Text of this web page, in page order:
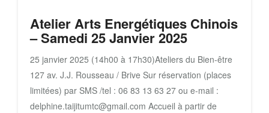
Atelier Arts Energétiques Chinois
– Samedi 25 Janvier 2025
25 janvier 2025 (14h00 à 17h30)Ateliers du Bien-être
127 av. J.J. Rousseau / Brive Sur réservation (places
limitées) par SMS /tel : 06 83 13 63 27 ou e-mail :
delphine.taijitumtc@gmail.com Accueil à partir de